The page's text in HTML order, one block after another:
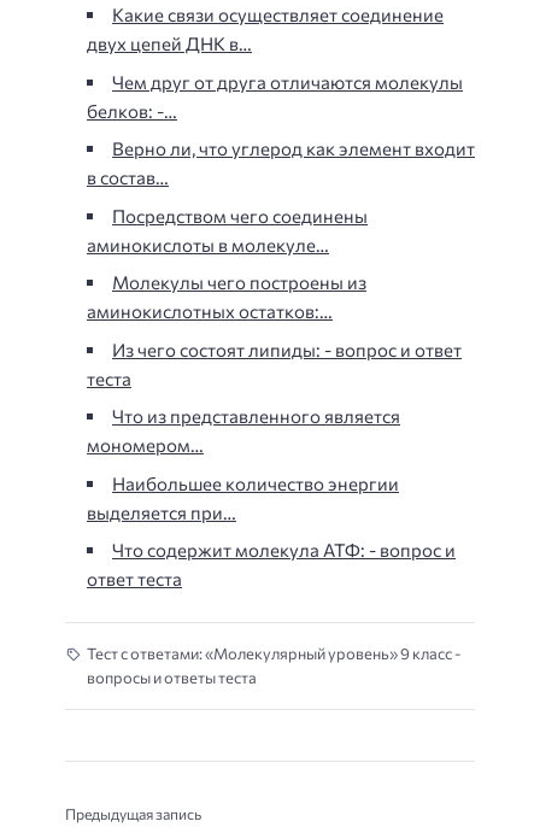
Какие связи осуществляет соединение
двух цепей ДНК в…
Чем друг от друга отличаются молекулы
белков: -…
Верно ли, что углерод как элемент входит
в состав…
Посредством чего соединены
аминокислоты в молекуле…
Молекулы чего построены из
аминокислотных остатков:…
Из чего состоят липиды: - вопрос и ответ
теста
Что из представленного является
мономером…
Наибольшее количество энергии
выделяется при…
Что содержит молекула АТФ: - вопрос и
ответ теста
Тест с ответами: «Молекулярный уровень» 9 класс -
вопросы и ответы теста
Предыдущая запись